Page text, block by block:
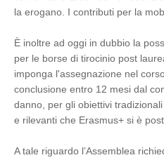
la erogano. I contributi per la
È inoltre ad oggi in dubbio la
per le borse di tirocinio post
imponga l'assegnazione nel
conclusione entro 12 mesi dal
danno, per gli obiettivi
e rilevanti che Erasmus+ si è
A tale riguardo l’Assemblea